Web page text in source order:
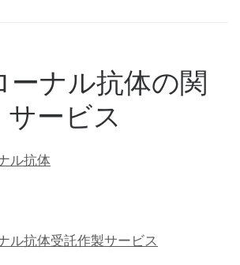
ーナル抗体の関
ービス
ル抗体
ル抗体受託作製サービス